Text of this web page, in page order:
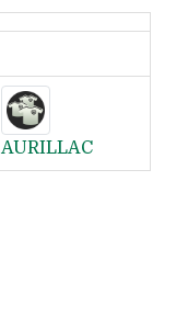
AURILLAC